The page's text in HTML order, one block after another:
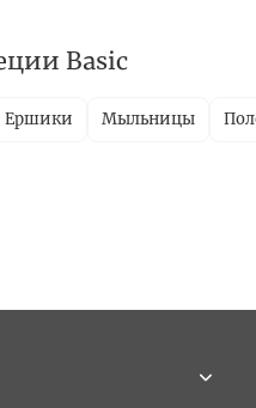
Basic
Ершики Мыльницы